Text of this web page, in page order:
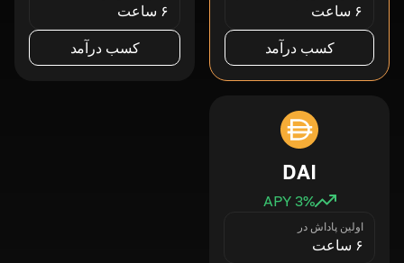
۶ ساعت
کسب درآمد
۶ ساعت
کسب درآمد
DAI
3% APY
اولین پاداش در
۶ ساعت